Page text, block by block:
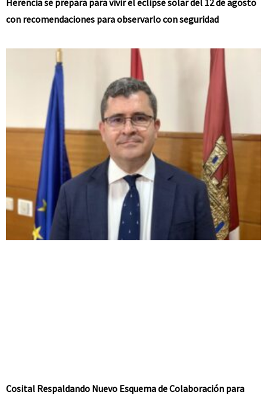
con recomendaciones para observarlo con seguridad
Cosital Respaldando Nuevo Esquema de Colaboración para